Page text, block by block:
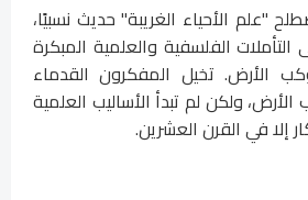
"علم الأحياء الغريبة" حديث نسبيًا،
الفلسفية والعلمية المبكرة
الأرض. تخيل المفكرون القدماء
ولكن لم تبدأ الأساليب العلمية
إلا في القرن العشرين.